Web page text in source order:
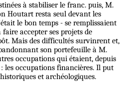
à stabiliser le franc. puis, M.
Houtart resta seul devant les
le bon temps - se remplissaient
accepter ses projets de
Mais des difficultés survinrent et,
son portefeuille à M.
occupations qui étaient, depuis
les occupations financières. Il put
et archéologiques.